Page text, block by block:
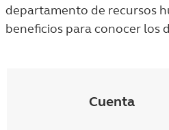
departamento de recursos
beneficios para conocer los
Cuenta